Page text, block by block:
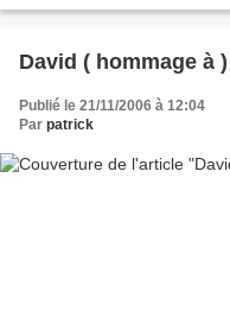
David ( hommage à )
Publié le 21/11/2006 à 12:04
Par patrick